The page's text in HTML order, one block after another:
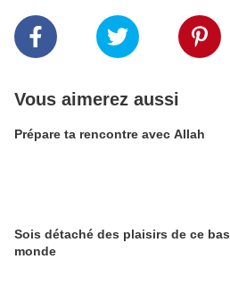
Vous aimerez aussi
Prépare ta rencontre avec Allah
Sois détaché des plaisirs de ce bas
monde